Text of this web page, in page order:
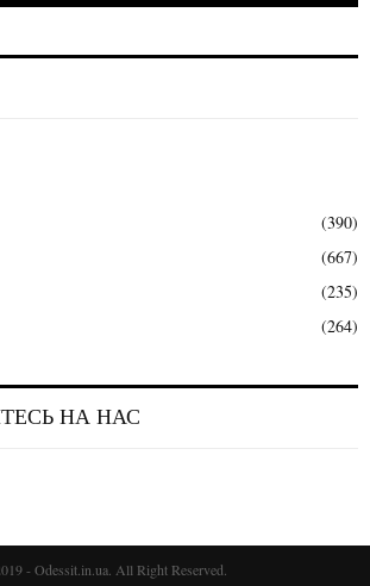
(390)
(667)
(235)
(264)
НА НАС
- Odessit.in.ua. All Right Reserved.